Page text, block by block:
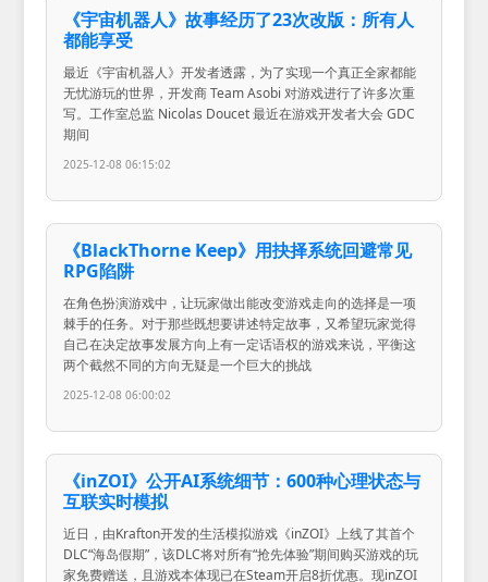
《宇宙机器人》故事经历了23次改版：所有人
都能享受
最近《宇宙机器人》开发者透露，为了实现一个真正全家都能
无忧游玩的世界，开发商 Team Asobi 对游戏进行了许多次重
写。工作室总监 Nicolas Doucet 最近在游戏开发者大会 GDC
期间
2025-12-08 06:15:02
《BlackThorne Keep》用抉择系统回避常见
RPG陷阱
在角色扮演游戏中，让玩家做出能改变游戏走向的选择是一项
棘手的任务。对于那些既想要讲述特定故事，又希望玩家觉得
自己在决定故事发展方向上有一定话语权的游戏来说，平衡这
两个截然不同的方向无疑是一个巨大的挑战
2025-12-08 06:00:02
《inZOI》公开AI系统细节：600种心理状态与
互联实时模拟
近日，由Krafton开发的生活模拟游戏《inZOI》上线了其首个
DLC“海岛假期”，该DLC将对所有“抢先体验”期间购买游戏的玩
家免费赠送，且游戏本体现已在Steam开启8折优惠。现inZOI